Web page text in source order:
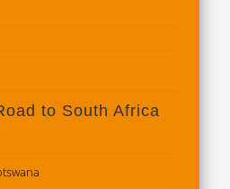
to South Africa